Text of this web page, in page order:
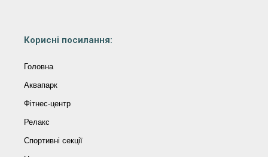
Корисні посилання:
Головна
Аквапарк
Фітнес-центр
Релакс
Спортивні секції